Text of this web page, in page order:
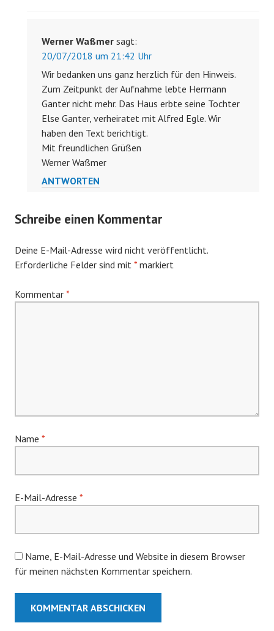
Werner Waßmer sagt:
20/07/2018 um 21:42 Uhr
Wir bedanken uns ganz herzlich für den Hinweis.
Zum Zeitpunkt der Aufnahme lebte Hermann
Ganter nicht mehr. Das Haus erbte seine Tochter
Else Ganter, verheiratet mit Alfred Egle. Wir
haben den Text berichtigt.
Mit freundlichen Grüßen
Werner Waßmer
ANTWORTEN
Schreibe einen Kommentar
Deine E-Mail-Adresse wird nicht veröffentlicht.
Erforderliche Felder sind mit * markiert
Kommentar *
Name *
E-Mail-Adresse *
Name, E-Mail-Adresse und Website in diesem Browser
für meinen nächsten Kommentar speichern.